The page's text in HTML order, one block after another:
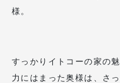
様。
すっかりイトコーの家の魅
力にはまった奥様は、さっ